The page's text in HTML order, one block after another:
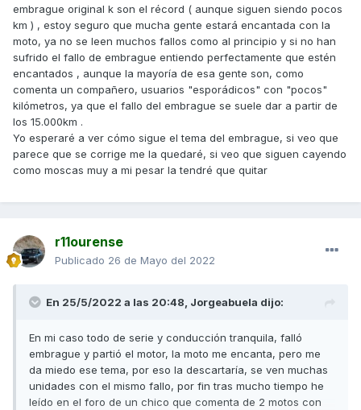
embrague original k son el récord ( aunque siguen siendo pocos
km ) , estoy seguro que mucha gente estará encantada con la
moto, ya no se leen muchos fallos como al principio y si no han
sufrido el fallo de embrague entiendo perfectamente que estén
encantados , aunque la mayoría de esa gente son, como
comenta un compañero, usuarios "esporádicos" con "pocos"
kilómetros, ya que el fallo del embrague se suele dar a partir de
los 15.000km .
Yo esperaré a ver cómo sigue el tema del embrague, si veo que
parece que se corrige me la quedaré, si veo que siguen cayendo
como moscas muy a mi pesar la tendré que quitar
r11ourense
Publicado 26 de Mayo del 2022
En 25/5/2022 a las 20:48, Jorgeabuela dijo:
En mi caso todo de serie y conducción tranquila, falló
embrague y partió el motor, la moto me encanta, pero me
da miedo ese tema, por eso la descartaría, se ven muchas
unidades con el mismo fallo, por fin tras mucho tiempo he
leído en el foro de un chico que comenta de 2 motos con